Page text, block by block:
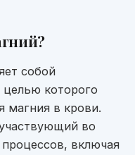
?
собой
целью которого
магния в крови.
во
включая